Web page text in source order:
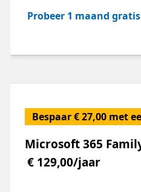
Probeer 1 maand gratis
Bespaar € 27,00 met
Microsoft 365
€ 129,00/jaar